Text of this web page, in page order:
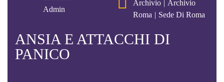
Admin
Archivio | Archivio
Roma | Sede Di Roma
ANSIA E ATTACCHI DI
PANICO